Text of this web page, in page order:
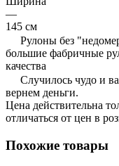
—
145 см
Рулоны без
большие фабричные
качества
Случилось чудо и
вернем деньги.
Цена действительна
отличаться от цен в
Похожие товары